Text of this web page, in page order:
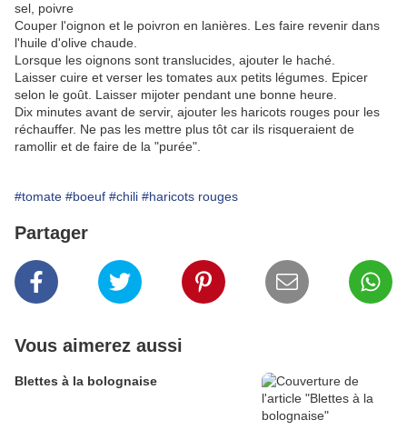
sel, poivre
Couper l'oignon et le poivron en lanières. Les faire revenir dans
l'huile d'olive chaude.
Lorsque les oignons sont translucides, ajouter le haché.
Laisser cuire et verser les tomates aux petits légumes. Epicer
selon le goût. Laisser mijoter pendant une bonne heure.
Dix minutes avant de servir, ajouter les haricots rouges pour les
réchauffer. Ne pas les mettre plus tôt car ils risqueraient de
ramollir et de faire de la "purée".
#tomate #boeuf #chili #haricots rouges
Partager
Vous aimerez aussi
Blettes à la bolognaise